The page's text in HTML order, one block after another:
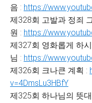
음 : https://
제328회 고발과 정죄
원 : https://
제327회 영화롭게 하
님 : https://
제326회 크나큰 계획 :
v=4DmsLu3HBfY
제325회 하나님의 뜻대